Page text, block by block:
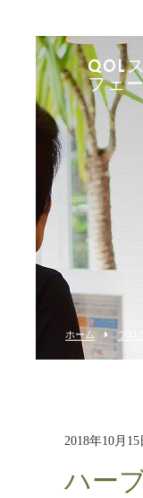
QOL
フェ
ホーム ブログ
2018年10月15
ハー